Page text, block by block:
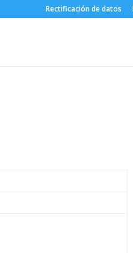
Rectificación de datos